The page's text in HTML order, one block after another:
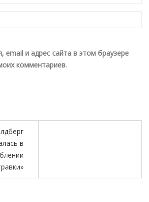
email и адрес сайта в этом браузере
комментариев.
в